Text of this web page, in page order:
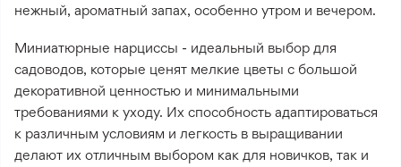
нежный, ароматный запах, особенно утром и вечером.
Миниатюрные нарциссы - идеальный выбор для
садоводов, которые ценят мелкие цветы с большой
декоративной ценностью и минимальными
требованиями к уходу. Их способность адаптироваться
к различным условиям и легкость в выращивании
делают их отличным выбором как для новичков, так и